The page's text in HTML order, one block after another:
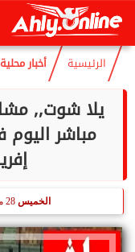
الخميس
الرئيسية أخبار محلية
يلا شوت,,
مباشر
الخميس 28 مايو 2026